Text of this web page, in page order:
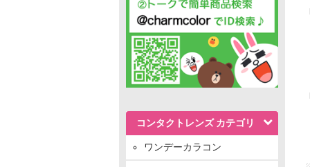
コンタクトレンズ カテゴリ
ワンデーカラコン